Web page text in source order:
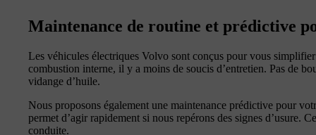
Maintenance de routine et prédictive
Les véhicules électriques Volvo sont conçus pour vous
combustion interne, il y a moins de soucis d’entretien. Pas de
vidange d’huile.
Nous proposons également une maintenance prédictive pour
permet d’agir rapidement si nous repérons des signes d’usure.
conduite.